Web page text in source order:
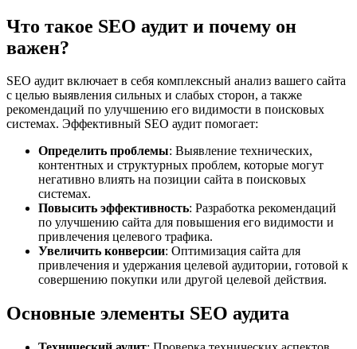
Что такое SEO аудит и почему он
важен?
SEO аудит включает в себя комплексный анализ вашего сайта
с целью выявления сильных и слабых сторон, а также
рекомендаций по улучшению его видимости в поисковых
системах. Эффективный SEO аудит помогает:
Определить проблемы: Выявление технических,
контентных и структурных проблем, которые могут
негативно влиять на позиции сайта в поисковых
системах.
Повысить эффективность: Разработка рекомендаций
по улучшению сайта для повышения его видимости и
привлечения целевого трафика.
Увеличить конверсии: Оптимизация сайта для
привлечения и удержания целевой аудитории, готовой к
совершению покупки или другой целевой действия.
Основные элементы SEO аудита